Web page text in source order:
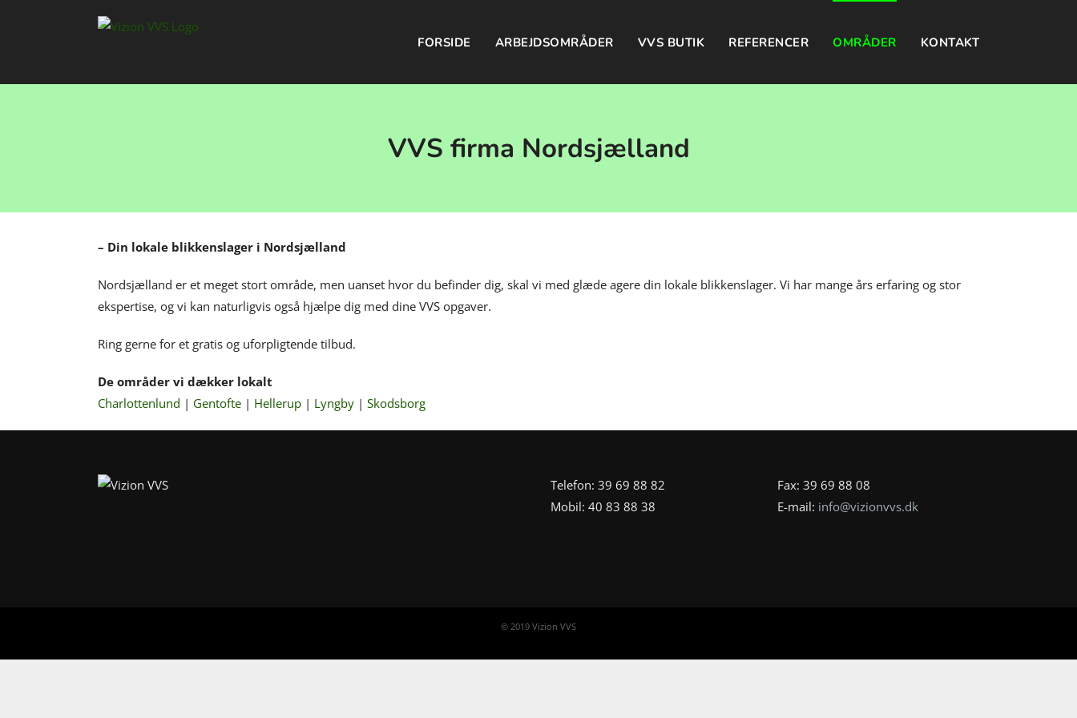
FORSIDE ARBEJDSOMRÅDER VVS BUTIK REFERENCER OMRÅDER KONTAKT
VVS firma Nordsjælland
– Din lokale blikkenslager i Nordsjælland
Nordsjælland er et meget stort område, men uanset hvor du befinder dig, skal vi med glæde agere din lokale blikkenslager. Vi har mange års erfaring og stor
ekspertise, og vi kan naturligvis også hjælpe dig med dine VVS opgaver.
Ring gerne for et gratis og uforpligtende tilbud.
De områder vi dækker lokalt
Charlottenlund | Gentofte | Hellerup | Lyngby | Skodsborg
Telefon: 39 69 88 82
Mobil: 40 83 88 38
Fax: 39 69 88 08
E-mail: info@vizionvvs.dk
© 2019 Vizion VVS